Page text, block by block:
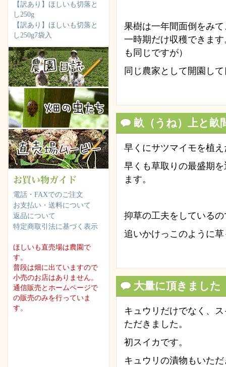
果樹は一年間面倒をみ
一時期だけ収穫できま
も同じですが）
同じ農家として開園し
畝（うね）上と畝
早くにサツマイモを植
早くも草取りの最盛期
ます。
抑草の工夫をしている
追いかけっこのように
大量に頂きました
キュウリだけでなく、
ただきました。
初スイカです。
キュウリの漬物もいた
【訳あり】ほしいも切落と
し250g
【訳あり】ほしいも切落と
し250g7袋入
電話・FAXでのご注文
お支払い・送料について
返品について
特定商取引法に基づく表示
ほしいも直売場は農園で
す。
普段は畑に出ていますので
小売のお店はありません。
通信販売とホームページで
の販売のみを行っていま
す。